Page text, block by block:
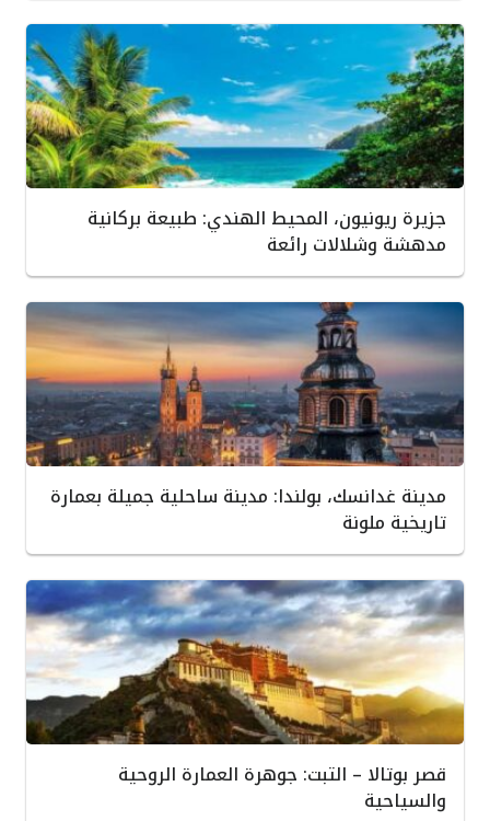
جزيرة ريونيون، المحيط الهندي: طبيعة بركانية
مدهشة وشلالات رائعة
مدينة غدانسك، بولندا: مدينة ساحلية جميلة بعمارة
تاريخية ملونة
قصر بوتالا – التبت: جوهرة العمارة الروحية
والسياحية